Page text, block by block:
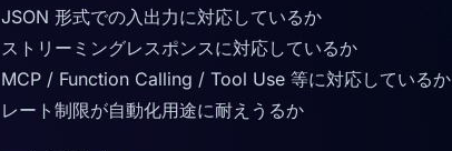
JSON 形式での入出力に対応しているか
ストリーミングレスポンスに対応しているか
MCP / Function Calling / Tool Use 等に対応しているか
レート制限が自動化用途に耐えうるか